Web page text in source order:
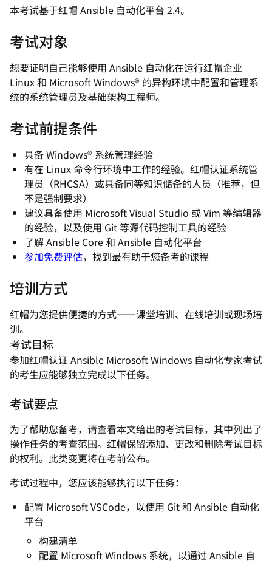
本考试基于红帽 Ansible 自动化平台 2.4。
考试对象
想要证明自己能够使用 Ansible 自动化在运行红帽企业
Linux 和 Microsoft Windows® 的异构环境中配置和管理系
统的系统管理员及基础架构工程师。
考试前提条件
具备 Windows® 系统管理经验
有在 Linux 命令行环境中工作的经验。红帽认证系统管
理员（RHCSA）或具备同等知识储备的人员（推荐，但
不是强制要求）
建议具备使用 Microsoft Visual Studio 或 Vim 等编辑器
的经验，以及使用 Git 等源代码控制工具的经验
了解 Ansible Core 和 Ansible 自动化平台
参加免费评估，找到最有助于您备考的课程
培训方式
红帽为您提供便捷的方式——课堂培训、在线培训或现场培
训。
考试目标
参加红帽认证 Ansible Microsoft Windows 自动化专家考试
的考生应能够独立完成以下任务。
考试要点
为了帮助您备考，请查看本文给出的考试目标，其中列出了
操作任务的考查范围。红帽保留添加、更改和删除考试目标
的权利。此类变更将在考前公布。
考试过程中，您应该能够执行以下任务：
配置 Microsoft VSCode，以使用 Git 和 Ansible 自动化
平台
构建清单
配置 Microsoft Windows 系统，以通过 Ansible 自